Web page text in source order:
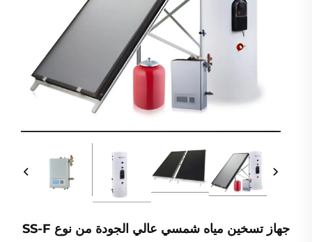
جهاز تسخين مياه شمسي عالي الجودة من نوع SS-F